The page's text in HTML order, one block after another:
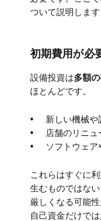
ついて​説明します
初期費用が​必
設備投資は多額
ほとんどです。
新しい​機械や​
店舗の​リニ
ソフトウェア
これらは​すぐに​
生むものではな
厳しくなる​可能
自己資金だけで